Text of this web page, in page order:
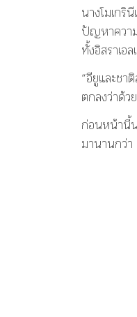
นางโมเกริ
ปัญหาความ
ทั้งอิสราเอ
“อียูและชา
ตกลงว่าด้ว
ก่อนหน้านี้น
มานานกว่